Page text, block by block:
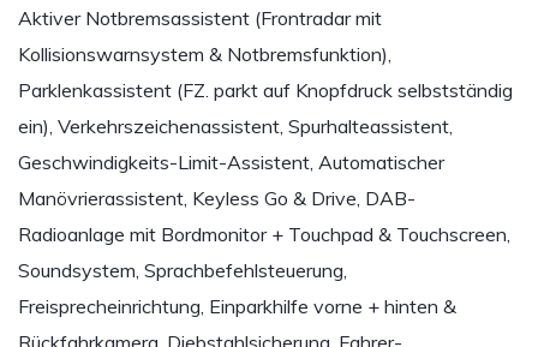
Aktiver Notbremsassistent (Frontradar mit
Kollisionswarnsystem & Notbremsfunktion),
Parklenkassistent (FZ. parkt auf Knopfdruck selbstständig
ein), Verkehrszeichenassistent, Spurhalteassistent,
Geschwindigkeits-Limit-Assistent, Automatischer
Manövrierassistent, Keyless Go & Drive, DAB-
Radioanlage mit Bordmonitor + Touchpad & Touchscreen,
Soundsystem, Sprachbefehlsteuerung,
Freisprecheinrichtung, Einparkhilfe vorne + hinten &
Rückfahrkamera, Diebstahlsicherung, Fahrer-